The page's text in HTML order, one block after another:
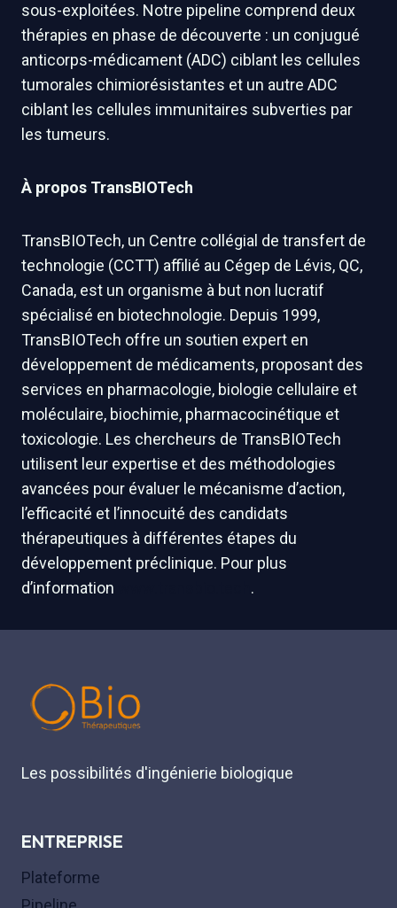
sous-exploitées. Notre pipeline comprend deux
thérapies en phase de découverte : un conjugué
anticorps-médicament (ADC) ciblant les cellules
tumorales chimiorésistantes et un autre ADC
ciblant les cellules immunitaires subverties par
les tumeurs.
À propos TransBIOTech
TransBIOTech, un Centre collégial de transfert de
technologie (CCTT) affilié au Cégep de Lévis, QC,
Canada, est un organisme à but non lucratif
spécialisé en biotechnologie. Depuis 1999,
TransBIOTech offre un soutien expert en
développement de médicaments, proposant des
services en pharmacologie, biologie cellulaire et
moléculaire, biochimie, pharmacocinétique et
toxicologie. Les chercheurs de TransBIOTech
utilisent leur expertise et des méthodologies
avancées pour évaluer le mécanisme d’action,
l’efficacité et l’innocuité des candidats
thérapeutiques à différentes étapes du
développement préclinique. Pour plus
d’information
.
Les possibilités d'ingénierie biologique
ENTREPRISE
Plateforme